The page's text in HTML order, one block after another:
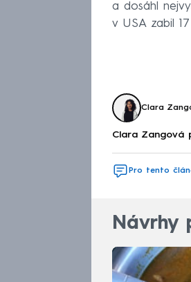
a dosáhl
v USA zabil
Clara
Clara Zangová
Pro tento
Návrhy